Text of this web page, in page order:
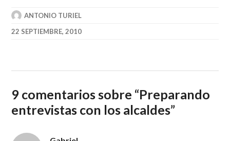
ANTONIO TURIEL
22 SEPTIEMBRE, 2010
9 comentarios sobre “Preparando
entrevistas con los alcaldes”